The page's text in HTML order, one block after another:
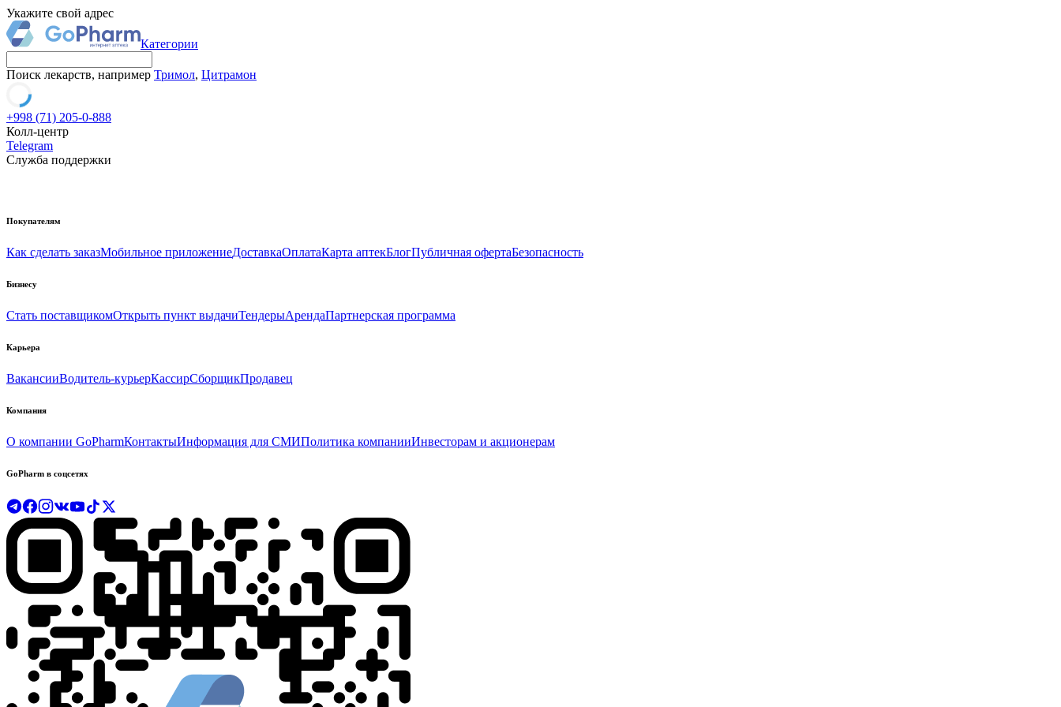
Укажите свой адрес
Категории
Поиск лекарств, например Тримол, Цитрамон
+998 (71) 205-0-888
Колл-центр
Telegram
Служба поддержки
Покупателям
Как сделать заказМобильное приложениеДоставкаОплатаКарта аптекБлогПубличная офертаБезопасность
Бизнесу
Стать поставщикомОткрыть пункт выдачиТендерыАрендаПартнерская программа
Карьера
ВакансииВодитель-курьерКассирСборщикПродавец
Компания
О компании GoPharmКонтактыИнформация для СМИПолитика компанииИнвесторам и акционерам
GoPharm в соцсетях